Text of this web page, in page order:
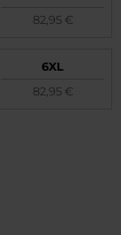
82,95 €
6XL
82,95 €